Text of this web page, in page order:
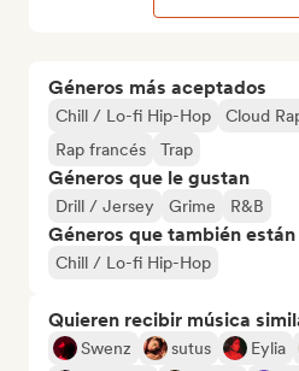
Géneros más aceptados
Chill / Lo-fi Hip-Hop Cloud
Rap francés
Trap
Géneros que le gustan
Drill / Jersey Grime R&B
Géneros que también
Chill / Lo-fi Hip-Hop
Quieren recibir música
Swenz sutus Eylia